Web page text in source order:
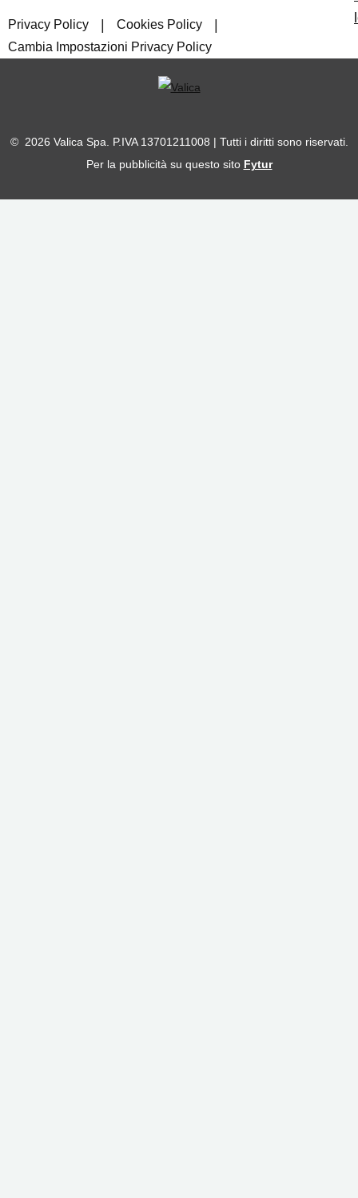
Privacy Policy Cookies Policy
Cambia Impostazioni Privacy Policy
© 2026 Valica Spa. P.IVA 13701211008 | Tutti i diritti sono riservati.
Per la pubblicità su questo sito Fytur